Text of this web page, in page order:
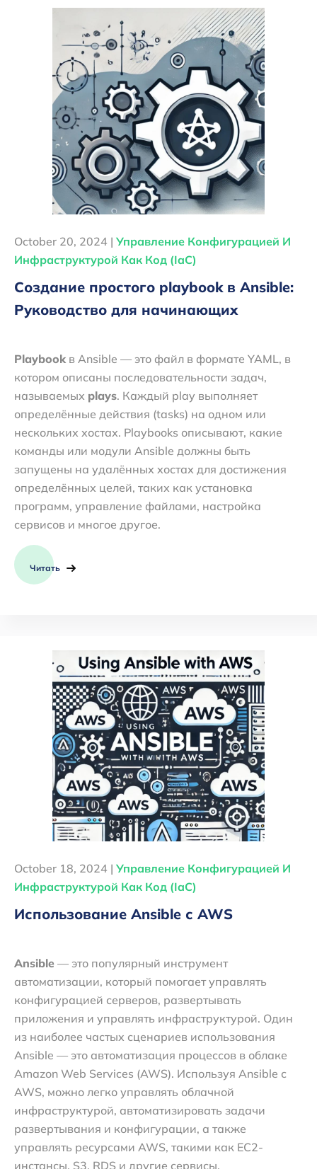
October 20, 2024 | Управление Конфигурацией И
Инфраструктурой Как Код (IaC)
Создание простого playbook в Ansible:
Руководство для начинающих
Playbook в Ansible — это файл в формате YAML, в
котором описаны последовательности задач,
называемых plays. Каждый play выполняет
определённые действия (tasks) на одном или
нескольких хостах. Playbooks описывают, какие
команды или модули Ansible должны быть
запущены на удалённых хостах для достижения
определённых целей, таких как установка
программ, управление файлами, настройка
сервисов и многое другое.
Читать
October 18, 2024 | Управление Конфигурацией И
Инфраструктурой Как Код (IaC)
Использование Ansible с AWS
Ansible — это популярный инструмент
автоматизации, который помогает управлять
конфигурацией серверов, развертывать
приложения и управлять инфраструктурой. Один
из наиболее частых сценариев использования
Ansible — это автоматизация процессов в облаке
Amazon Web Services (AWS). Используя Ansible с
AWS, можно легко управлять облачной
инфраструктурой, автоматизировать задачи
развертывания и конфигурации, а также
управлять ресурсами AWS, такими как EC2-
инстансы, S3, RDS и другие сервисы.